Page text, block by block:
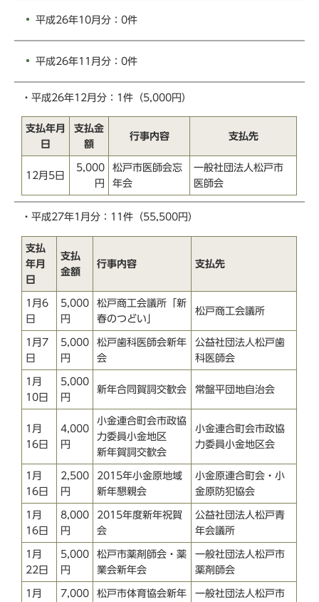
平成26年10月分：0件
平成26年11月分：0件
・平成26年12月分：1件（5,000円）
支払年月
日
支払金
額
行事内容 支払先
12月5日
5,000
円
松戸市医師会忘
年会
一般社団法人松戸市
医師会
・平成27年1月分：11件（55,500円）
支払
年月
日
支払
金額
行事内容 支払先
1月6
日
5,000
円
松戸商工会議所「新
春のつどい」
松戸商工会議所
1月7
日
5,000
円
松戸歯科医師会新年
会
公益社団法人松戸歯
科医師会
1月
10日
5,000
円
新年合同賀詞交歓会 常盤平団地自治会
1月
16日
4,000
円
小金連合町会市政協
力委員小金地区
新年賀詞交歓会
小金連合町会市政協
力委員小金地区会
1月
16日
2,500
円
2015年小金原地域
新年懇親会
小金原連合町会・小
金原防犯協会
1月
16日
8,000
円
2015年度新年祝賀
会
公益社団法人松戸青
年会議所
1月
22日
5,000
円
松戸市薬剤師会・薬
業会新年会
一般社団法人松戸市
薬剤師会
1月 7,000 松戸市体育協会新年 一般社団法人松戸市